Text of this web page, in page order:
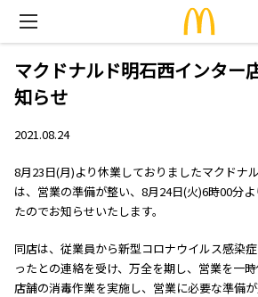
マクドナルド明石西インター
知らせ
2021.08.24
8月23日(月)より休業しておりましたマクドナ
は、営業の準備が整い、8月24日(火)6時00分
たのでお知らせいたします。
同店は、従業員から新型コロナウイルス感染
ったとの連絡を受け、万全を期し、営業を一
店舗の消毒作業を実施し、営業に必要な準備